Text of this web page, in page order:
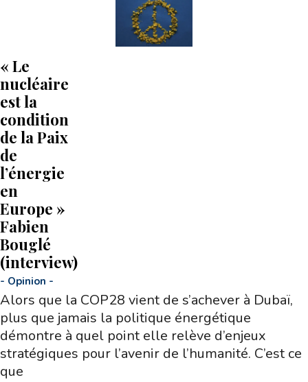
« Le
nucléaire
est la
condition
de la Paix
de
l’énergie
en
Europe »
Fabien
Bouglé
(interview)
- Opinion -
Alors que la COP28 vient de s’achever à Dubaï,
plus que jamais la politique énergétique
démontre à quel point elle relève d’enjeux
stratégiques pour l’avenir de l’humanité. C’est ce
que